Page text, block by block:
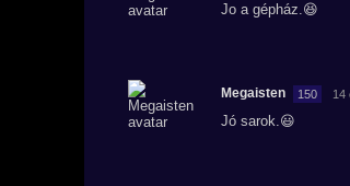
Jo a gépház.😆
Megaisten 150 14
Jó sarok.😃